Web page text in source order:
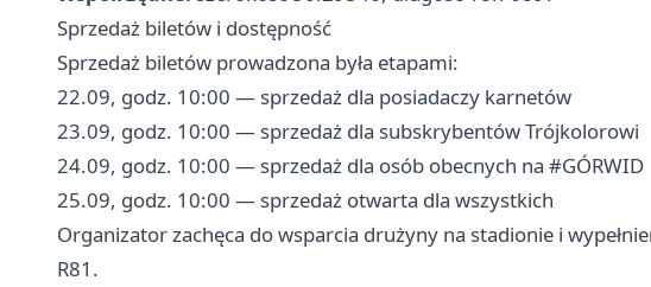
Sprzedaż biletów i dostępność
Sprzedaż biletów prowadzona była etapami:
22.09, godz. 10:00 — sprzedaż dla posiadaczy karnetów
23.09, godz. 10:00 — sprzedaż dla subskrybentów Trójkolorowi
24.09, godz. 10:00 — sprzedaż dla osób obecnych na #GÓRWID
25.09, godz. 10:00 — sprzedaż otwarta dla wszystkich
Organizator zachęca do wsparcia drużyny na stadionie i
R81.